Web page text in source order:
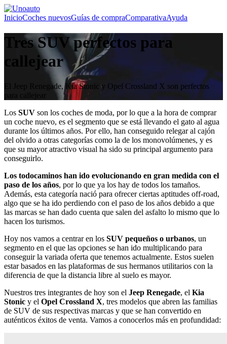
InicioCoches nuevosGuías de compraComparativaAyuda
Tres SUV perfectos para
callejear
El Jeep Renegade, Kia Stonic y Opel Crossland X son perfectos
para callejear
Los SUV son los coches de moda, por lo que a la hora de comprar
un coche nuevo, es el segmento que se está llevando el gato al agua
durante los últimos años. Por ello, han conseguido relegar al cajón
del olvido a otras categorías como la de los monovolúmenes, y es
que su mayor atractivo visual ha sido su principal argumento para
conseguirlo.
Los todocaminos han ido evolucionando en gran medida con el
paso de los años, por lo que ya los hay de todos los tamaños.
Además, esta categoría nació para ofrecer ciertas aptitudes off-road,
algo que se ha ido perdiendo con el paso de los años debido a que
las marcas se han dado cuenta que salen del asfalto lo mismo que lo
hacen los turismos.
Hoy nos vamos a centrar en los SUV pequeños o urbanos, un
segmento en el que las opciones se han ido multiplicando para
conseguir la variada oferta que tenemos actualmente. Estos suelen
estar basados en las plataformas de sus hermanos utilitarios con la
diferencia de que la distancia libre al suelo es mayor.
Nuestros tres integrantes de hoy son el Jeep Renegade, el Kia
Stonic y el Opel Crossland X, tres modelos que abren las familias
de SUV de sus respectivas marcas y que se han convertido en
auténticos éxitos de venta. Vamos a conocerlos más en profundidad: